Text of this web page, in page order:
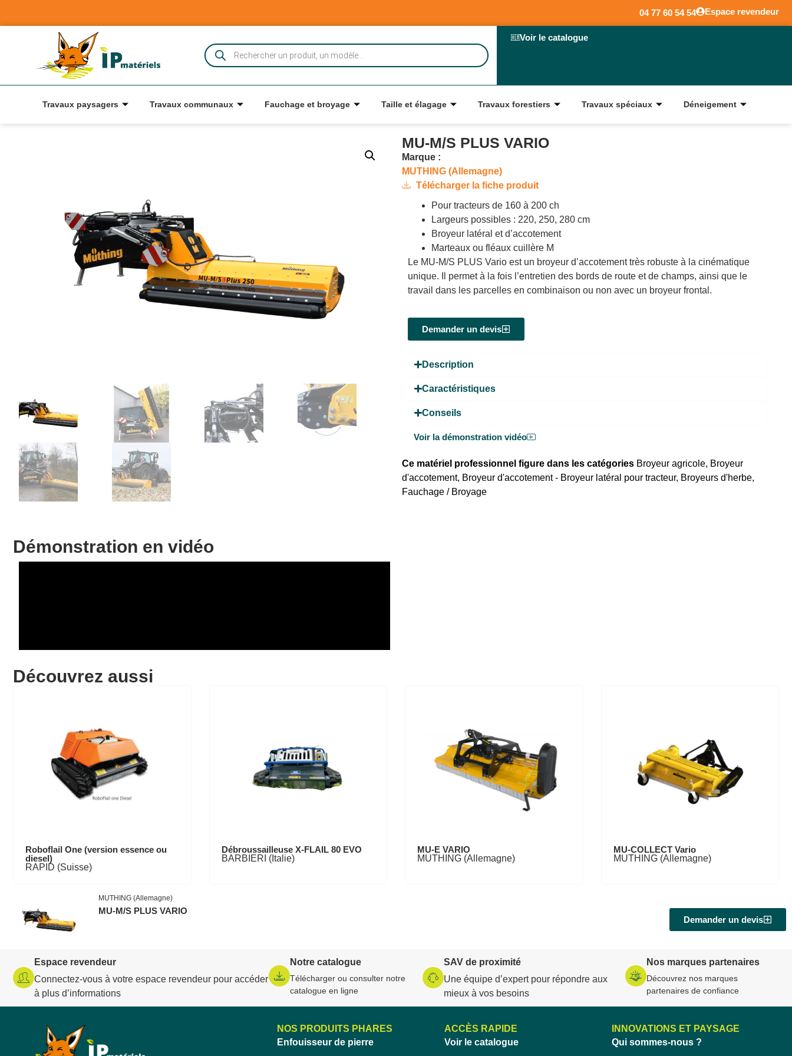
04 77 60 54 54 Espace revendeur
Voir le catalogue
Travaux paysagers Travaux communaux Fauchage et broyage Taille et élagage Travaux forestiers Travaux spéciaux Déneigement
MU-M/S PLUS VARIO
Marque :
MUTHING (Allemagne)
Télécharger la fiche produit
Pour tracteurs de 160 à 200 ch
Largeurs possibles : 220, 250, 280 cm
Broyeur latéral et d’accotement
Marteaux ou fléaux cuillère M
Le MU-M/S PLUS Vario est un broyeur d’accotement très robuste à la cinématique
unique. Il permet à la fois l’entretien des bords de route et de champs, ainsi que le
travail dans les parcelles en combinaison ou non avec un broyeur frontal.
Demander un devis
Description
Caractéristiques
Conseils
Voir la démonstration vidéo
Ce matériel professionnel figure dans les catégories Broyeur agricole, Broyeur
d'accotement, Broyeur d'accotement - Broyeur latéral pour tracteur, Broyeurs d'herbe,
Fauchage / Broyage
Démonstration en vidéo
Découvrez aussi
Roboflail One (version essence ou
diesel)
RAPID (Suisse)
Débroussailleuse X-FLAIL 80 EVO
BARBIERI (Italie)
MU-E VARIO
MUTHING (Allemagne)
MU-COLLECT Vario
MUTHING (Allemagne)
MUTHING (Allemagne)
MU-M/S PLUS VARIO
Demander un devis
Espace revendeur
Connectez-vous à votre espace revendeur pour accéder
à plus d’informations
Notre catalogue
Télécharger ou consulter notre
catalogue en ligne
SAV de proximité
Une équipe d’expert pour répondre aux
mieux à vos besoins
Nos marques partenaires
Découvrez nos marques
partenaires de confiance
NOS PRODUITS PHARES
Enfouisseur de pierre
ACCÈS RAPIDE
Voir le catalogue
INNOVATIONS ET PAYSAGE
Qui sommes-nous ?